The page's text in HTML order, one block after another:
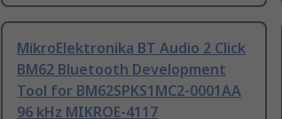
MikroElektronika BT Audio 2 Click
BM62 Bluetooth Development
Tool for BM62SPKS1MC2-0001AA
96 kHz MIKROE-4117